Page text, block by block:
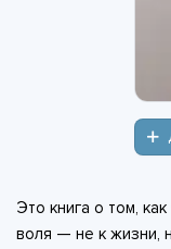
Это книга о том,
воля — не к жизни,